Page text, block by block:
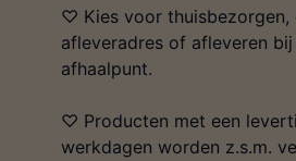
♡ Kies voor thuisbezorgen,
afleveradres of afleveren bij
afhaalpunt.
♡ Producten met een
werkdagen worden z.s.m.